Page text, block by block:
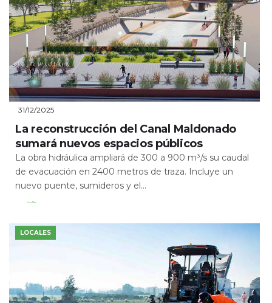
31/12/2025
La reconstrucción del Canal Maldonado
sumará nuevos espacios públicos
La obra hidráulica ampliará de 300 a 900 m³/s su caudal
de evacuación en 2400 metros de traza. Incluye un
nuevo puente, sumideros y el...
Leer Más
LOCALES